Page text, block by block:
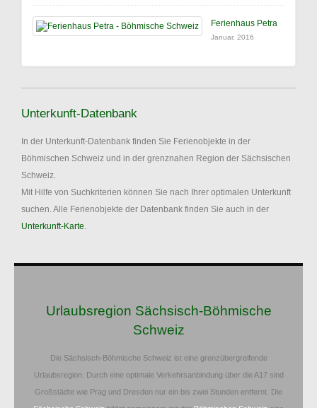
Ferienhaus Petra
Januar, 2016
Unterkunft-Datenbank
In der Unterkunft-Datenbank finden Sie Ferienobjekte in der
Böhmischen Schweiz und in der grenznahen Region der Sächsischen
Schweiz.
Mit Hilfe von Suchkriterien können Sie nach Ihrer optimalen Unterkunft
suchen. Alle Ferienobjekte der Datenbank finden Sie auch in der
Unterkunft-Karte.
Urlaubsregion Sächsisch-Böhmische
Schweiz
Die Sächsisch-Böhmische Schweiz ist eine grenzübergreifende
Urlaubsregion. Durch eine optimale Verkehrsanbindung über die A17 sind
Großstädte wie Prag und Dresden nur ein bis zwei Stunden entfernt. Die